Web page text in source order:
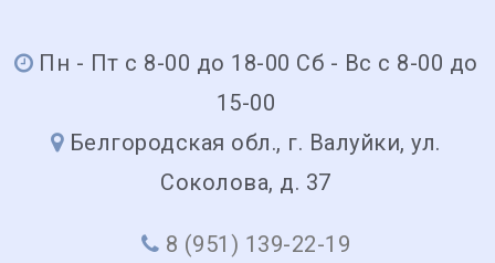
Пн - Пт с 8-00 до 18-00 Сб - Вс с 8-00 до
15-00
Белгородская обл., г. Валуйки, ул.
Соколова, д. 37
8 (951) 139-22-19